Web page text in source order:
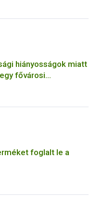
hiányosságok miatt
fővárosi
foglalt le a